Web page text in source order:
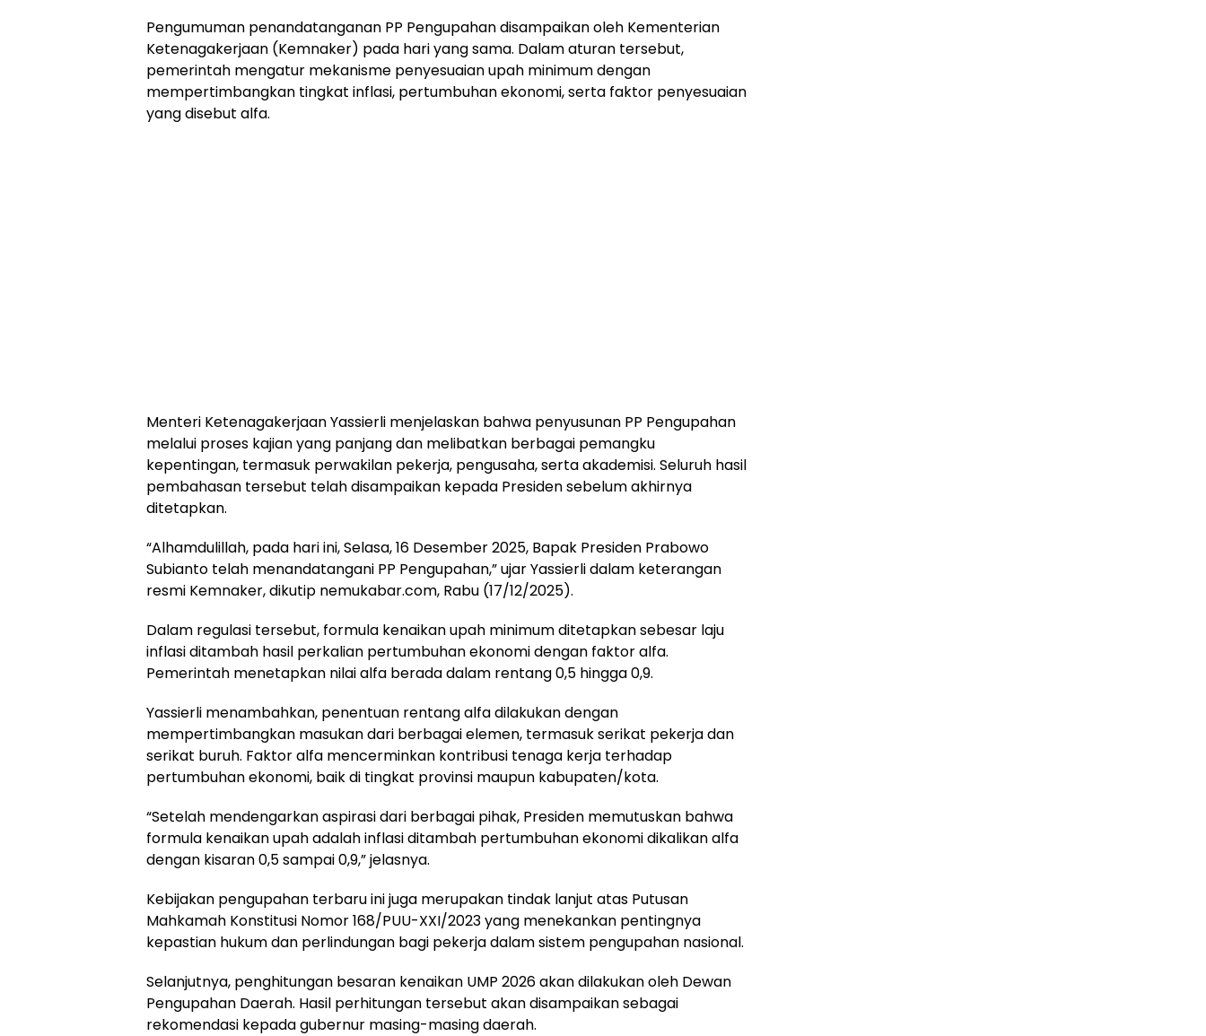
Pengumuman penandatanganan PP Pengupahan disampaikan oleh Kementerian
Ketenagakerjaan (Kemnaker) pada hari yang sama. Dalam aturan tersebut,
pemerintah mengatur mekanisme penyesuaian upah minimum dengan
mempertimbangkan tingkat inflasi, pertumbuhan ekonomi, serta faktor penyesuaian
yang disebut alfa.
Menteri Ketenagakerjaan Yassierli menjelaskan bahwa penyusunan PP Pengupahan
melalui proses kajian yang panjang dan melibatkan berbagai pemangku
kepentingan, termasuk perwakilan pekerja, pengusaha, serta akademisi. Seluruh hasil
pembahasan tersebut telah disampaikan kepada Presiden sebelum akhirnya
ditetapkan.
“Alhamdulillah, pada hari ini, Selasa, 16 Desember 2025, Bapak Presiden Prabowo
Subianto telah menandatangani PP Pengupahan,” ujar Yassierli dalam keterangan
resmi Kemnaker, dikutip nemukabar.com, Rabu (17/12/2025).
Dalam regulasi tersebut, formula kenaikan upah minimum ditetapkan sebesar laju
inflasi ditambah hasil perkalian pertumbuhan ekonomi dengan faktor alfa.
Pemerintah menetapkan nilai alfa berada dalam rentang 0,5 hingga 0,9.
Yassierli menambahkan, penentuan rentang alfa dilakukan dengan
mempertimbangkan masukan dari berbagai elemen, termasuk serikat pekerja dan
serikat buruh. Faktor alfa mencerminkan kontribusi tenaga kerja terhadap
pertumbuhan ekonomi, baik di tingkat provinsi maupun kabupaten/kota.
“Setelah mendengarkan aspirasi dari berbagai pihak, Presiden memutuskan bahwa
formula kenaikan upah adalah inflasi ditambah pertumbuhan ekonomi dikalikan alfa
dengan kisaran 0,5 sampai 0,9,” jelasnya.
Kebijakan pengupahan terbaru ini juga merupakan tindak lanjut atas Putusan
Mahkamah Konstitusi Nomor 168/PUU-XXI/2023 yang menekankan pentingnya
kepastian hukum dan perlindungan bagi pekerja dalam sistem pengupahan nasional.
Selanjutnya, penghitungan besaran kenaikan UMP 2026 akan dilakukan oleh Dewan
Pengupahan Daerah. Hasil perhitungan tersebut akan disampaikan sebagai
rekomendasi kepada gubernur masing-masing daerah.